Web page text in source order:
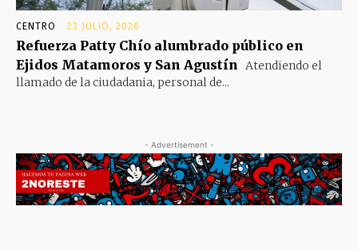
CENTRO 23 JULIO, 2026
Refuerza Patty Chío alumbrado público en
Ejidos Matamoros y San Agustín
Atendiendo el
llamado de la ciudadania, personal de...
- Advertisement -